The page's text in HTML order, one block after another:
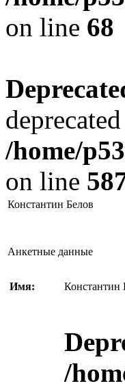
on line 68
/home/
on line
Константин Белов
Анкетные данные
Имя: Константин
/